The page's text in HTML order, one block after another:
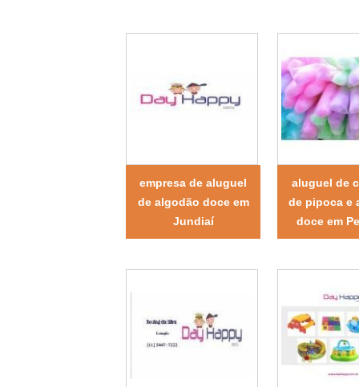
empresa de aluguel
de algodão doce em
Jundiaí
aluguel de
de pipoca e
doce em